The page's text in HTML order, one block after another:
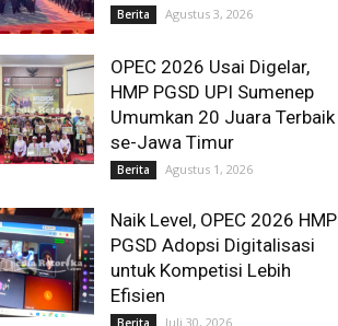
Berita Agustus 3, 2026
OPEC 2026 Usai Digelar,
HMP PGSD UPI Sumenep
Umumkan 20 Juara Terbaik
se-Jawa Timur
Berita Agustus 1, 2026
Naik Level, OPEC 2026 HMP
PGSD Adopsi Digitalisasi
untuk Kompetisi Lebih
Efisien
Berita Juli 30, 2026